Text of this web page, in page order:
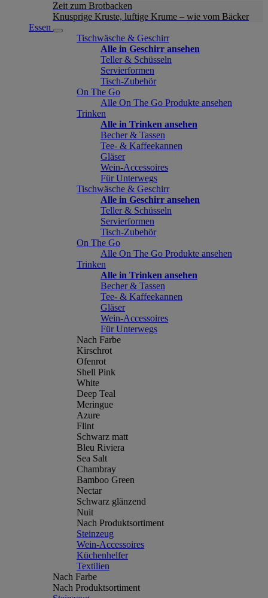
Zeit zum Brotbacken
Knusprige Kruste, luftige Krume – wie vom Bäcker
Essen
Tischwäsche & Geschirr
Alle in Geschirr ansehen
Teller & Schüsseln
Servierformen
Tisch-Zubehör
On The Go
Alle On The Go Produkte ansehen
Trinken
Alle in Trinken ansehen
Becher & Tassen
Tee- & Kaffeekannen
Gläser
Wein-Accessoires
Für Unterwegs
Tischwäsche & Geschirr
Alle in Geschirr ansehen
Teller & Schüsseln
Servierformen
Tisch-Zubehör
On The Go
Alle On The Go Produkte ansehen
Trinken
Alle in Trinken ansehen
Becher & Tassen
Tee- & Kaffeekannen
Gläser
Wein-Accessoires
Für Unterwegs
Nach Farbe
Kirschrot
Ofenrot
Shell Pink
White
Deep Teal
Meringue
Azure
Flint
Schwarz matt
Bleu Riviera
Sea Salt
Chambray
Bamboo Green
Nectar
Schwarz glänzend
Nuit
Nach Produktsortiment
Steinzeug
Wein-Accessoires
Küchenhelfer
Textilien
Nach Farbe
Nach Produktsortiment